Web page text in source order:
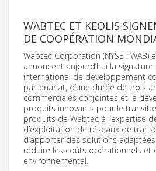
WABTEC ET KEOLIS
DE COOPÉRATION
Wabtec Corporation (NYSE : WAB)
annoncent aujourd’hui la signature
international de développement
partenariat, d’une durée de trois
commerciales conjointes et le
produits innovants pour le transit
produits de Wabtec à l’expertise
d’exploitation de réseaux de
d’apporter des solutions
réduire les coûts opérationnels et
environnemental.